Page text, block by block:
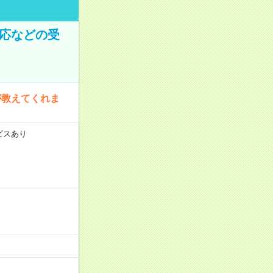
などの受
えてくれま
あり